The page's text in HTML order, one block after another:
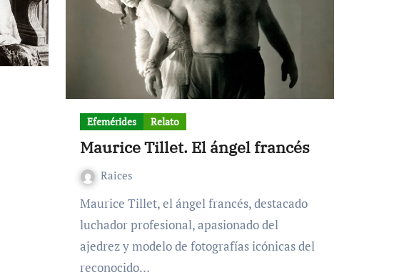
Efemérides Relato
Maurice Tillet. El ángel francés
Raices
Maurice Tillet, el ángel francés, destacado
luchador profesional, apasionado del
ajedrez y modelo de fotografías icónicas del
reconocido…